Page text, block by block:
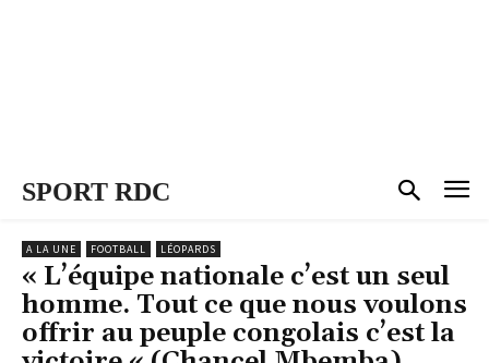
SPORT RDC
A LA UNE FOOTBALL LÉOPARDS
« L’équipe nationale c’est un seul
homme. Tout ce que nous voulons
offrir au peuple congolais c’est la